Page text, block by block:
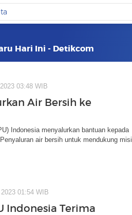
Hari Ini - Detikcom
03:48 WIB
Air Bersih ke
Indonesia menyalurkan bantuan kepada
air bersih untuk mendukung misi
01:54 WIB
Indonesia Terima